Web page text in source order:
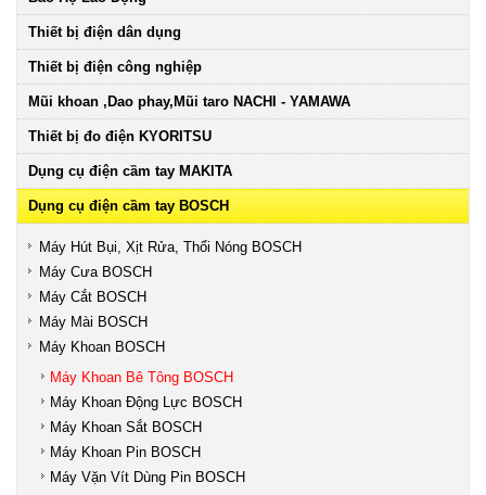
Thiết bị điện dân dụng
Thiết bị điện công nghiệp
Mũi khoan ,Dao phay,Mũi taro NACHI - YAMAWA
Thiết bị đo điện KYORITSU
Dụng cụ điện cầm tay MAKITA
Dụng cụ điện cầm tay BOSCH
Máy Hút Bụi, Xịt Rửa, Thổi Nóng BOSCH
Máy Cưa BOSCH
Máy Cắt BOSCH
Máy Mài BOSCH
Máy Khoan BOSCH
Máy Khoan Bê Tông BOSCH
Máy Khoan Động Lực BOSCH
Máy Khoan Sắt BOSCH
Máy Khoan Pin BOSCH
Máy Vặn Vít Dùng Pin BOSCH